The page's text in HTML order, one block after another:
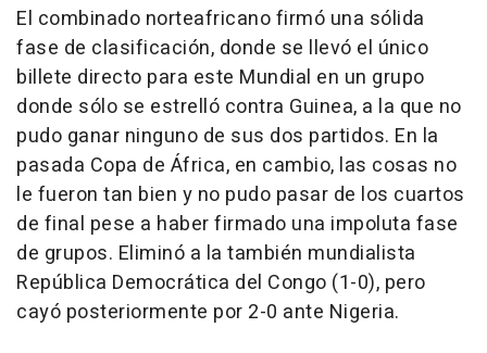
El combinado norteafricano firmó una sólida
fase de clasificación, donde se llevó el único
billete directo para este Mundial en un grupo
donde sólo se estrelló contra Guinea, a la que no
pudo ganar ninguno de sus dos partidos. En la
pasada Copa de África, en cambio, las cosas no
le fueron tan bien y no pudo pasar de los cuartos
de final pese a haber firmado una impoluta fase
de grupos. Eliminó a la también mundialista
República Democrática del Congo (1-0), pero
cayó posteriormente por 2-0 ante Nigeria.